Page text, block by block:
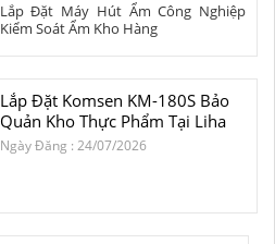
Lắp Đặt Máy Hút Ẩm Công Nghiệp
Kiểm Soát Ẩm Kho Hàng
Lắp Đặt Komsen KM-180S Bảo
Quản Kho Thực Phẩm Tại Liha
Ngày Đăng : 24/07/2026